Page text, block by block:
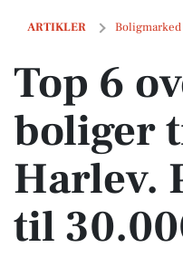
ARTIKLER Boligmarked
Top 6 over dyreste
Top 6
boliger
Harlev.
til